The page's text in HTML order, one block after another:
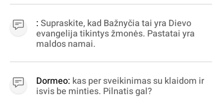
virpinimas, ieškokit kur milijonus vagia
dujininkai, elektros aferistai, stadionų
statytojai Vilnuje
:Supraskite, kad Bažnyčia tai yra Dievo
evangelija tikintys žmonės. Pastatai yra
maldos namai.
Dormeo: kas per sveikinimas su klaidom ir
isvis be minties. Pilnatis gal?